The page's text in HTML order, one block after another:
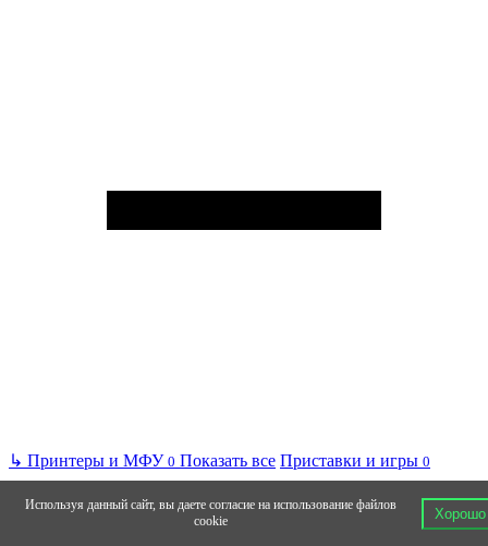
↳ Принтеры и МФУ 0 Показать все Приставки и игры 0
Используя данный сайт, вы даете согласие на использование файлов
cookie
Хорошо